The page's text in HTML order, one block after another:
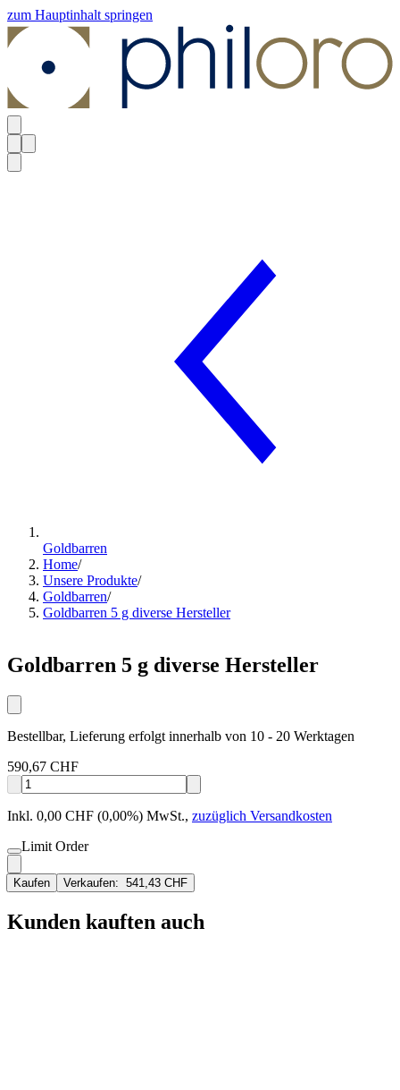
zum Hauptinhalt springen
Goldbarren
Home/
Unsere Produkte/
Goldbarren/
Goldbarren 5 g diverse Hersteller
Goldbarren 5 g diverse Hersteller
Bestellbar, Lieferung erfolgt innerhalb von 10 - 20 Werktagen
590,67 CHF
Inkl. 0,00 CHF (0,00%) MwSt., zuzüglich Versandkosten
Limit Order
Kaufen Verkaufen: 541,43 CHF
Kunden kauften auch